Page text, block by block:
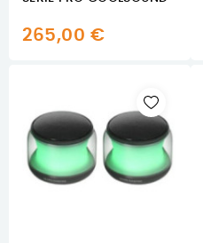
265,00 €